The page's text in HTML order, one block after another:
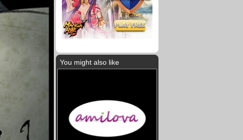
You might also like